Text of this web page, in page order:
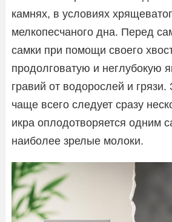
камнях, в условиях
мелкопесчаного дна. Перед
самки при помощи своего
продолговатую и неглубокую
гравий от водорослей и
чаще всего следует сразу
икра оплодотворяется
наиболее зрелые молоки.